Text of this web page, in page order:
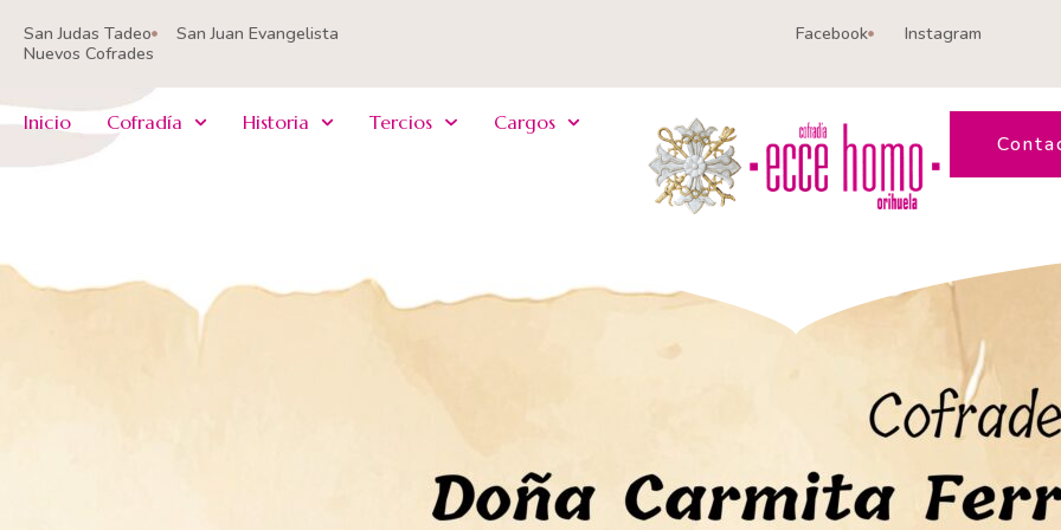
San Judas Tadeo
San Juan Evangelista
Nuevos Cofrades
Facebook Instagram
Inicio Cofradía Historia Tercios Cargos